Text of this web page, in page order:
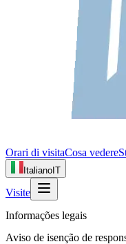
Orari di visitaCosa vedere
Italiano IT
Visite
Informações legais
Aviso de isenção de